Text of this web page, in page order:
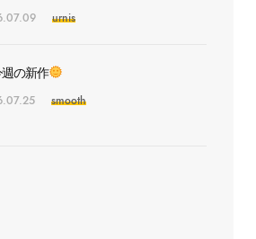
urnis
の新作
smooth